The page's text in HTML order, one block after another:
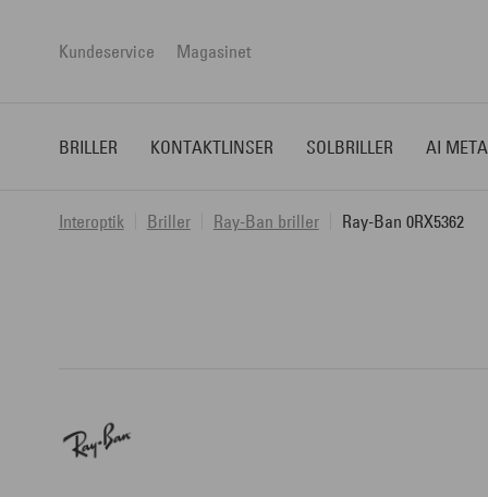
Kundeservice Magasinet
BRILLER KONTAKTLINSER SOLBRILLER AI
Interoptik Briller Ray-Ban briller Ray-Ban 0RX5362